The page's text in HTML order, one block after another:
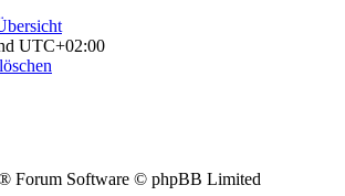
UTC+02:00
Forum Software © phpBB Limited